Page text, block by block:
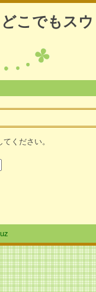
どこでもス
ください。